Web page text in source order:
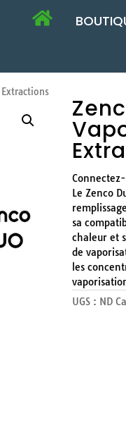
Le Zenco
sa
chaleur et
de
les
UGS : ND